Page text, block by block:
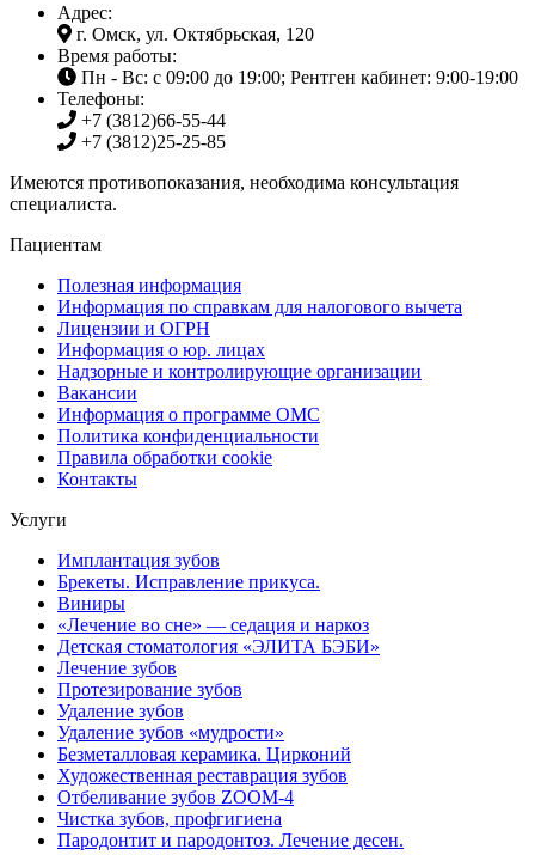
Адрес:
г. Омск, ул. Октябрьская, 120
Время работы:
Пн - Вс: с 09:00 до 19:00; Рентген кабинет: 9:00-19:00
Телефоны:
+7 (3812)66-55-44
+7 (3812)25-25-85
Имеются противопоказания, необходима консультация
специалиста.
Пациентам
Полезная информация
Информация по справкам для налогового вычета
Лицензии и ОГРН
Информация о юр. лицах
Надзорные и контролирующие организации
Вакансии
Информация о программе ОМС
Политика конфиденциальности
Правила обработки cookie
Контакты
Услуги
Имплантация зубов
Брекеты. Исправление прикуса.
Виниры
«Лечение во сне» — седация и наркоз
Детская стоматология «ЭЛИТА БЭБИ»
Лечение зубов
Протезирование зубов
Удаление зубов
Удаление зубов «мудрости»
Безметалловая керамика. Цирконий
Художественная реставрация зубов
Отбеливание зубов ZOOM-4
Чистка зубов, профгигиена
Пародонтит и пародонтоз. Лечение десен.